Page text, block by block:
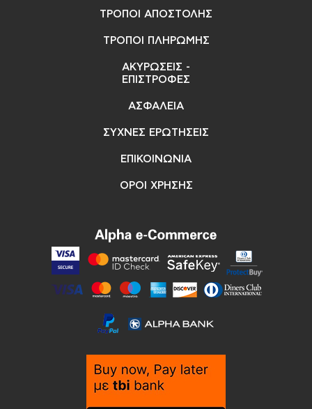
ΤΡΟΠΟΙ ΑΠΟΣΤΟΛΗΣ
ΤΡΟΠΟΙ ΠΛΗΡΩΜΗΣ
ΑΚΥΡΩΣΕΙΣ -
ΕΠΙΣΤΡΟΦΕΣ
ΑΣΦΑΛΕΙΑ
ΣΥΧΝΕΣ ΕΡΩΤΗΣΕΙΣ
ΕΠΙΚΟΙΝΩΝΙΑ
ΟΡΟΙ ΧΡΗΣΗΣ